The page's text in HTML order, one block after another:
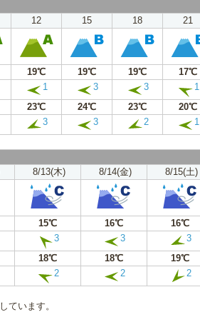
12 15 18 21
19℃ 19℃ 19℃
17℃
1 3 3 1
23℃ 24℃ 23℃
20℃
3 3 2 1
8/13(木) 8/14(金) 8/15(土)
15℃ 16℃
16℃
3 3 3
18℃ 18℃
19℃
2 2 2
ています。